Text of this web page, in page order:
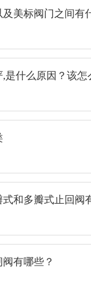
及美标阀门之间有
是什么原因？该怎
和多瓣式止回阀
有哪些？